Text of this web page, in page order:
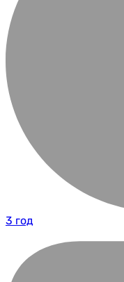
3 год